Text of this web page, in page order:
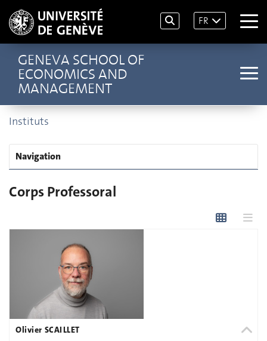
FR
GENEVA SCHOOL OF
ECONOMICS AND
MANAGEMENT
Instituts
Navigation
Corps Professoral
Olivier SCAILLET